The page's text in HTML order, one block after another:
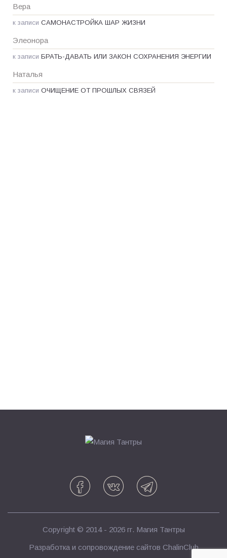
Вера
к записи САМОНАСТРОЙКА ШАР ЖИЗНИ
Элеонора
к записи БРАТЬ-ДАВАТЬ ИЛИ ЗАКОН СОХРАНЕНИЯ ЭНЕРГИИ
Наталья
к записи ОЧИЩЕНИЕ ОТ ПРОШЛЫХ СВЯЗЕЙ
Copyright © 2014 - 2026 гг. Магия Тантры
Разработка и сопровождение сайтов ChalinClub